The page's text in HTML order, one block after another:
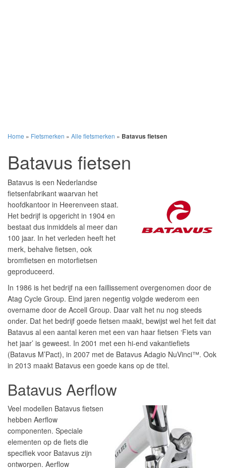
Home » Fietsmerken » Alle fietsmerken » Batavus fietsen
Batavus fietsen
Batavus is een Nederlandse
fietsenfabrikant waarvan het
hoofdkantoor in Heerenveen staat.
Het bedrijf is opgericht in 1904 en
bestaat dus inmiddels al meer dan
100 jaar. In het verleden heeft het
merk, behalve fietsen, ook
bromfietsen en motorfietsen
geproduceerd.
In 1986 is het bedrijf na een faillissement overgenomen door de
Atag Cycle Group. Eind jaren negentig volgde wederom een
overname door de Accell Group. Daar valt het nu nog steeds
onder. Dat het bedrijf goede fietsen maakt, bewijst wel het feit dat
Batavus al een aantal keren met een van haar fietsen ‘Fiets van
het jaar’ is geweest. In 2001 met een hi-end vakantiefiets
(Batavus M’Pact), in 2007 met de Batavus Adagio NuVinci™. Ook
in 2013 maakt Batavus een goede kans op de titel.
Batavus Aerflow
Veel modellen Batavus fietsen
hebben Aerflow
componenten. Speciale
elementen op de fiets die
specifiek voor Batavus zijn
ontworpen. Aerflow